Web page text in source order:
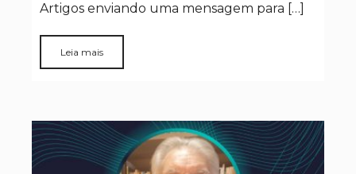
Artigos enviando uma mensagem para […]
Leia mais